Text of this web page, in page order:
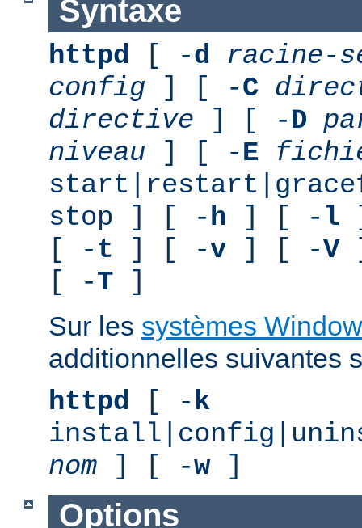
Syntaxe
httpd [ -d
racine-
config ] [ -C
directive ] [ -D
niveau ] [ -E
stop ] [ -h ] [ - l
[ -t ] [ -v ] [ -V
[ -T ]
Sur les systèmes
additionnelles suivantes
httpd [ -k
nom ] [ -w]
Options